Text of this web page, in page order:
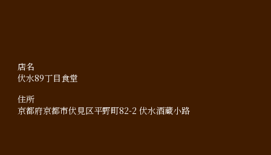
店名
伏水89丁目食堂
住所
京都府京都市伏見区平野町82-2 伏水酒蔵小路